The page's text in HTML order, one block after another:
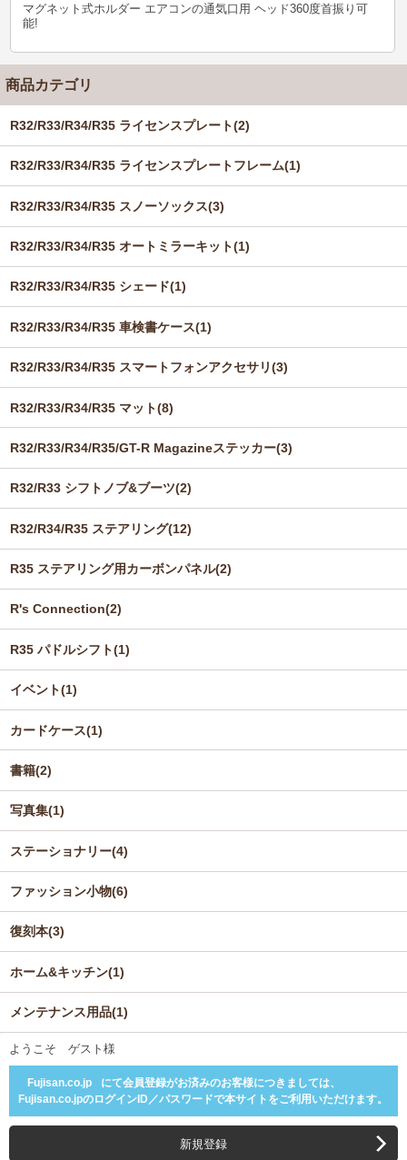
マグネット式ホルダー エアコンの通気口用 ヘッド360度首振り可
能!
商品カテゴリ
R32/R33/R34/R35 ライセンスプレート(2)
R32/R33/R34/R35 ライセンスプレートフレーム(1)
R32/R33/R34/R35 スノーソックス(3)
R32/R33/R34/R35 オートミラーキット(1)
R32/R33/R34/R35 シェード(1)
R32/R33/R34/R35 車検書ケース(1)
R32/R33/R34/R35 スマートフォンアクセサリ(3)
R32/R33/R34/R35 マット(8)
R32/R33/R34/R35/GT-R Magazineステッカー(3)
R32/R33 シフトノブ&ブーツ(2)
R32/R34/R35 ステアリング(12)
R35 ステアリング用カーボンパネル(2)
R's Connection(2)
R35 パドルシフト(1)
イベント(1)
カードケース(1)
書籍(2)
写真集(1)
ステーショナリー(4)
ファッション小物(6)
復刻本(3)
ホーム&キッチン(1)
メンテナンス用品(1)
ようこそ ゲスト様
Fujisan.co.jp
にて会員登録がお済みのお客様につきましては、
Fujisan.co.jpのログインID／パスワードで本サイトをご利用いただけます。
新規登録